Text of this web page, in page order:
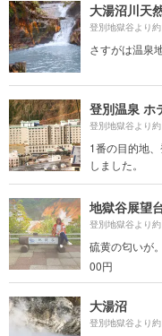
大湯沼川天
登別地獄谷より約
さすがは温泉
登別温泉 ホ
登別地獄谷より約
1番の目的地
しました。
地獄谷展望
登別地獄谷より約
硫黄の匂いが
00円
大湯沼
登別地獄谷より約